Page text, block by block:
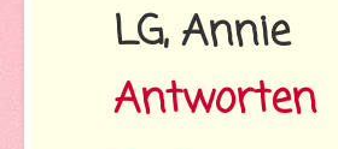
LG, Annie
Antworten